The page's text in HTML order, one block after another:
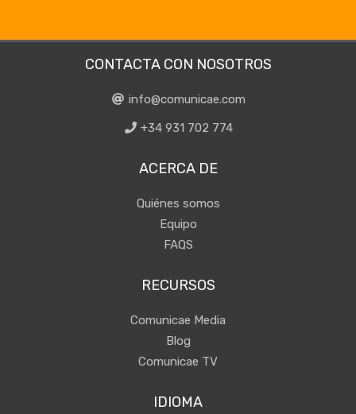
CONTACTA CON NOSOTROS
info@comunicae.com
+34 931 702 774
ACERCA DE
Quiénes somos
Equipo
FAQS
RECURSOS
Comunicae Media
Blog
Comunicae TV
IDIOMA